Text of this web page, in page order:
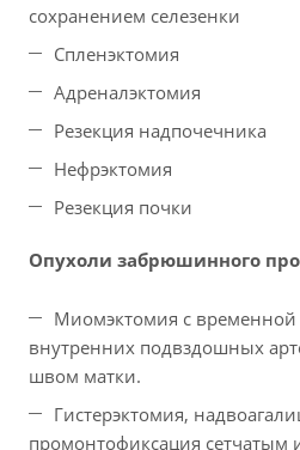
сохранением селезенки
Спленэктомия
Адреналэктомия
Резекция надпочечника
Нефрэктомия
Резекция почки
Опухоли забрюшинного
Миомэктомия с временной
внутренних подвздошных
швом матки.
Гистерэктомия,
промонтофиксация сетчатым